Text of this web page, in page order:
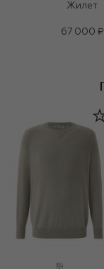
Жилет
67 000 ₽